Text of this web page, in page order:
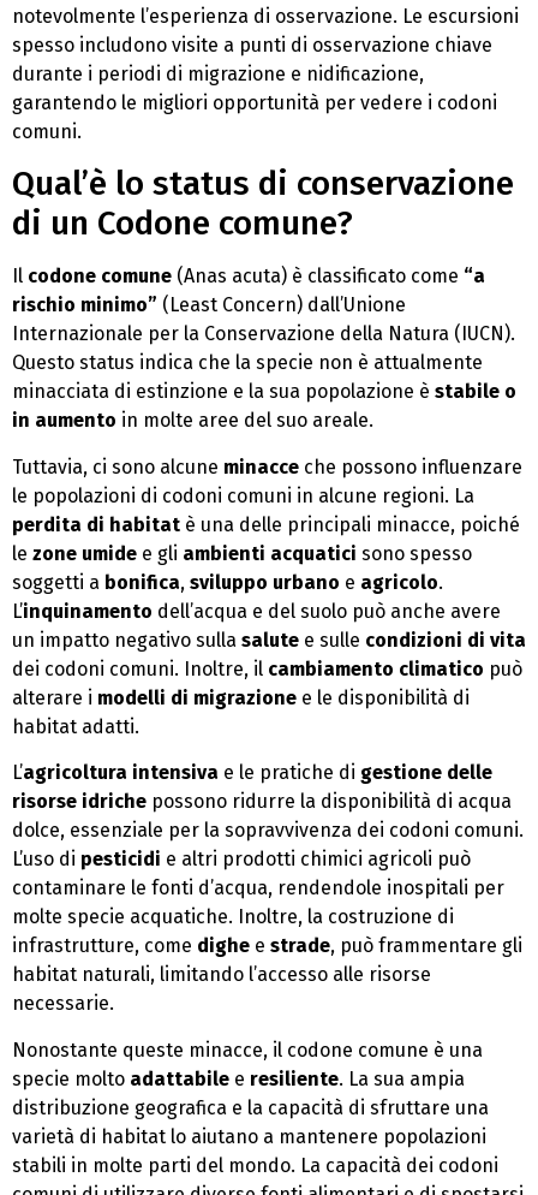
notevolmente l’esperienza di osservazione. Le escursioni
spesso includono visite a punti di osservazione chiave
durante i periodi di migrazione e nidificazione,
garantendo le migliori opportunità per vedere i codoni
comuni.
Qual’è lo status di conservazione
di un Codone comune?
Il codone comune (Anas acuta) è classificato come “a
rischio minimo” (Least Concern) dall’Unione
Internazionale per la Conservazione della Natura (IUCN).
Questo status indica che la specie non è attualmente
minacciata di estinzione e la sua popolazione è stabile o
in aumento in molte aree del suo areale.
Tuttavia, ci sono alcune minacce che possono influenzare
le popolazioni di codoni comuni in alcune regioni. La
perdita di habitat è una delle principali minacce, poiché
le zone umide e gli ambienti acquatici sono spesso
soggetti a bonifica, sviluppo urbano e agricolo.
L’inquinamento dell’acqua e del suolo può anche avere
un impatto negativo sulla salute e sulle condizioni di vita
dei codoni comuni. Inoltre, il cambiamento climatico può
alterare i modelli di migrazione e le disponibilità di
habitat adatti.
L’agricoltura intensiva e le pratiche di gestione delle
risorse idriche possono ridurre la disponibilità di acqua
dolce, essenziale per la sopravvivenza dei codoni comuni.
L’uso di pesticidi e altri prodotti chimici agricoli può
contaminare le fonti d’acqua, rendendole inospitali per
molte specie acquatiche. Inoltre, la costruzione di
infrastrutture, come dighe e strade, può frammentare gli
habitat naturali, limitando l’accesso alle risorse
necessarie.
Nonostante queste minacce, il codone comune è una
specie molto adattabile e resiliente. La sua ampia
distribuzione geografica e la capacità di sfruttare una
varietà di habitat lo aiutano a mantenere popolazioni
stabili in molte parti del mondo. La capacità dei codoni